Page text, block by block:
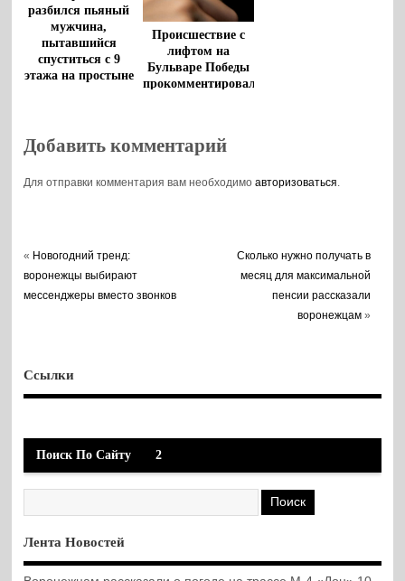
разбился пьяный
мужчина,
пытавшийся
спуститься с 9
этажа на простыне
Происшествие с
лифтом на
Бульваре Победы
прокомментировали
Добавить комментарий
Для отправки комментария вам необходимоавторизоваться.
« Новогодний тренд:
воронежцы выбирают
мессенджеры вместо звонков
Сколько нужно получать в
месяц для максимальной
пенсии рассказали
воронежцам »
Ссылки
Поиск По Сайту 2
Лента Новостей